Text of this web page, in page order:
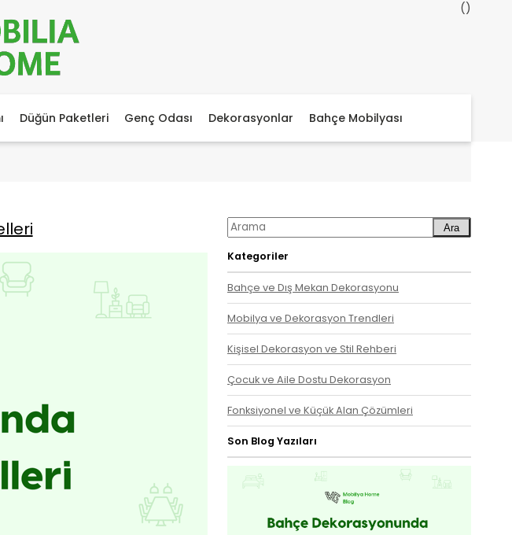
Düğün Paketleri Genç Odası Dekorasyonlar Bahçe Mobilyası
Ara
Kategoriler
Bahçe ve Dış Mekan Dekorasyonu
Mobilya ve Dekorasyon Trendleri
Kişisel Dekorasyon ve Stil Rehberi
Çocuk ve Aile Dostu Dekorasyon
Fonksiyonel ve Küçük Alan Çözümleri
Son Blog Yazıları